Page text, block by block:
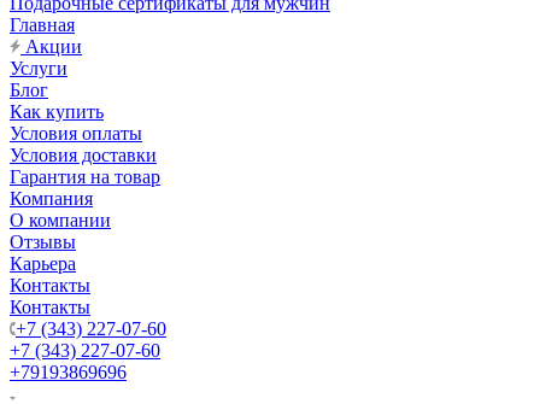
Главная
Акции
Услуги
Блог
Как купить
Условия оплаты
Условия доставки
Гарантия на товар
Компания
О компании
Отзывы
Карьера
Контакты
Контакты
+7 (343) 227-07-60
+7 (343) 227-07-60
+79193869696